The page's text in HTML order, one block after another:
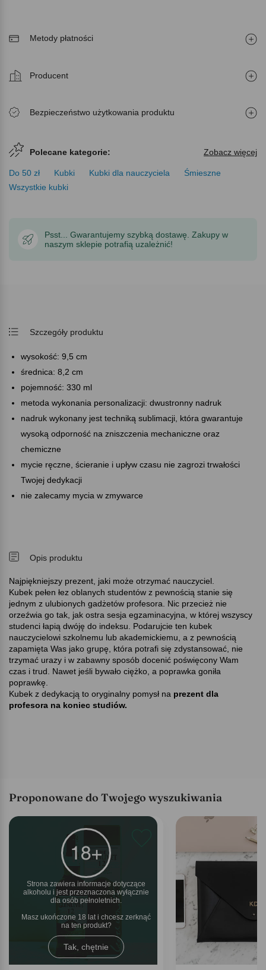
Metody płatności
Producent
Bezpieczeństwo użytkowania produktu
Polecane kategorie: Zobacz więcej
Do 50 zł Kubki Kubki dla nauczyciela
Śmieszne
Wszystkie kubki
Psst... Gwarantujemy szybką dostawę. Zakupy w
naszym sklepie potrafią uzależnić!
Szczegóły produktu
wysokość: 9,5 cm
średnica: 8,2 cm
pojemność: 330 ml
metoda wykonania personalizacji: dwustronny nadruk
nadruk wykonany jest techniką sublimacji, która gwarantuje
wysoką odporność na zniszczenia mechaniczne oraz
chemiczne
mycie ręczne, ścieranie i upływ czasu nie zagrozi trwałości
Twojej dedykacji
nie zalecamy mycia w zmywarce
Opis produktu
Najpiękniejszy prezent, jaki może otrzymać nauczyciel.
Kubek pełen łez oblanych studentów z pewnością stanie się
jednym z ulubionych gadżetów profesora. Nic przecież nie
orzeźwia go tak, jak ostra sesja egzaminacyjna, w której wszyscy
studenci łapią dwóję do indeksu. Podarujcie ten kubek
nauczycielowi szkolnemu lub akademickiemu, a z pewnością
zapamięta Was jako grupę, która potrafi się zdystansować, nie
trzymać urazy i w zabawny sposób docenić poświęcony Wam
czas i trud. Nawet jeśli bywało ciężko, a poprawka goniła
poprawkę.
Kubek z dedykacją to oryginalny pomysł na prezent dla
profesora na koniec studiów.
Proponowane do Twojego wyszukiwania
Strona zawiera informacje dotyczące
alkoholu i jest przeznaczona wyłącznie
dla osób pełnoletnich.
Masz ukończone 18 lat i chcesz zerknąć
na ten produkt
Tak, chętnie